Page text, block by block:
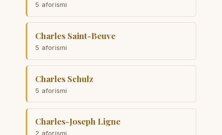
5 aforismi
Charles Saint-Beuve
5 aforismi
Charles Schulz
5 aforismi
Charles-Joseph Ligne
2 aforismi